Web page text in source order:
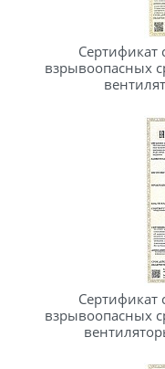
Сертификат
взрывоопасных
Сертификат
взрывоопасных